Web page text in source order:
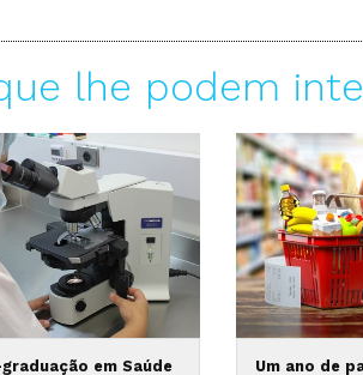
lhe podem
em Saúde
Um ano de